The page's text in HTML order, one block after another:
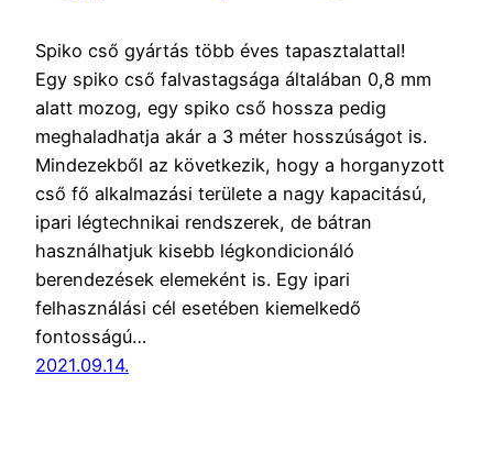
Spiko cső gyártás több éves tapasztalattal!
Egy spiko cső falvastagsága általában 0,8 mm
alatt mozog, egy spiko cső hossza pedig
meghaladhatja akár a 3 méter hosszúságot is.
Mindezekből az következik, hogy a horganyzott
cső fő alkalmazási területe a nagy kapacitású,
ipari légtechnikai rendszerek, de bátran
használhatjuk kisebb légkondicionáló
berendezések elemeként is. Egy ipari
felhasználási cél esetében kiemelkedő
fontosságú…
2021.09.14.